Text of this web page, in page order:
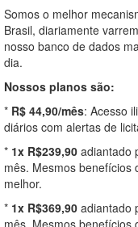
Somos o melhor
Brasil, diariamente
nosso banco de dados
dia.
Nossos planos são:
* R$ 44,90/mês: Acesso
diários com alertas de
* 1x R$239,90 adiantado
mês. Mesmos benefícios
melhor.
* 1x R$369,90 adiantado
mês. Mesmos benefícios